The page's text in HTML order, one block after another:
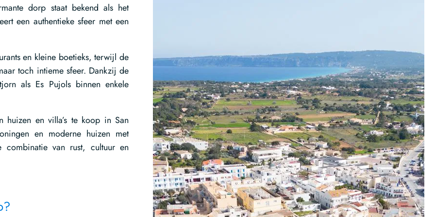
dorp staat bekend als het
een authentieke sfeer met een
en kleine boetieks, terwijl de
toch intieme sfeer. Dankzij de
als Es Pujols binnen enkele
huizen en villa’s te koop in San
en moderne huizen met
combinatie van rust, cultuur en